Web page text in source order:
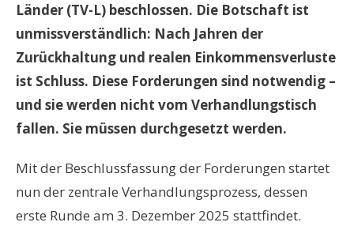
Länder (TV-L) beschlossen. Die Botschaft ist
unmissverständlich: Nach Jahren der
Zurückhaltung und realen Einkommensverluste
ist Schluss. Diese Forderungen sind notwendig –
und sie werden nicht vom Verhandlungstisch
fallen. Sie müssen durchgesetzt werden.
Mit der Beschlussfassung der Forderungen startet
nun der zentrale Verhandlungsprozess, dessen
erste Runde am 3. Dezember 2025 stattfindet.